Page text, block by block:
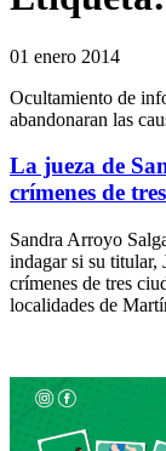
01 enero 2014
Ocultamiento de
abandonaran las
La jueza de
crímenes de
Sandra Arroyo
indagar si su
crímenes de tres
localidades de